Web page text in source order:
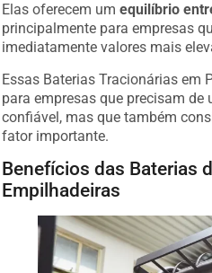
Elas oferecem umequilíbrio
principalmente para empresas
imediatamente valores mais
Essas Baterias Tracionárias em
para empresas que precisam de
confiável, mas que também
fator importante.
Benefícios das Baterias
Empilhadeiras